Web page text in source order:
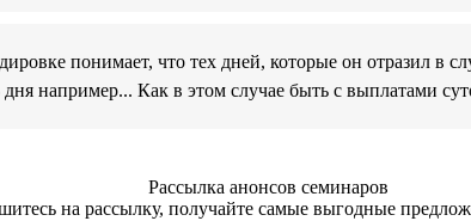
понимает, что тех дней, которые он отразил в
например... Как в этом случае быть с выплатами
Рассылка анонсов семинаров
на рассылку, получайте самые выгодные